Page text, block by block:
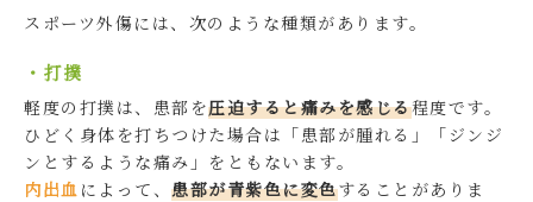
スポーツ外傷には、次のような種類があります。
・打撲
軽度の打撲は、患部を圧迫すると痛みを感じる程度です。
ひどく身体を打ちつけた場合は「患部が腫れる」「ジンジ
ンとするような痛み」をともないます。
内出血 によって、 患部が青紫色に変色することがありま